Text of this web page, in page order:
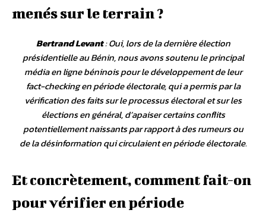
menés sur le terrain ?
Bertrand Levant: Oui, lors de la dernière élection
présidentielle au Bénin, nous avons soutenu le principal
média en ligne béninois pour le développement de leur
fact-checking en période électorale, qui a permis par la
vérification des faits sur le processus électoral et sur les
élections en général, d’apaiser certains conflits
potentiellement naissants par rapport à des rumeurs ou
de la désinformation qui circulaient en période électorale.
Et concrètement, comment fait-on
pour vérifier en période